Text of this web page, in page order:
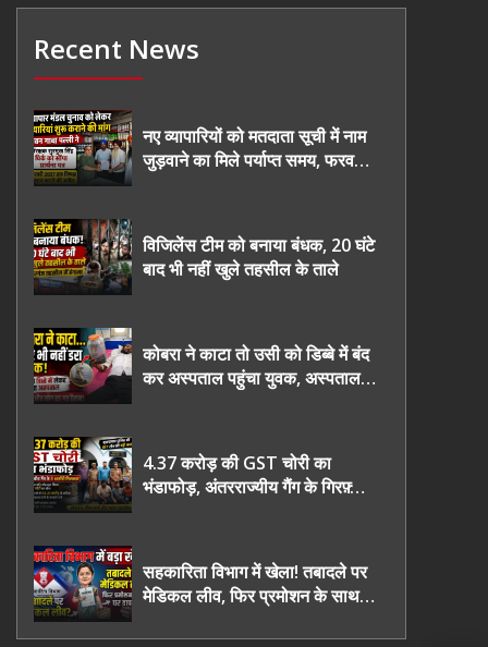
Recent News
नए व्यापारियों को मतदाता सूची में नाम
जुड़वाने का मिले पर्याप्त समय, फरवरी
विजिलेंस टीम को बनाया बंधक, 20 घंटे
बाद भी नहीं खुले तहसील के ताले
कोबरा ने काटा तो उसी को डिब्बे में बंद
कर अस्पताल पहुंचा युवक, अस्पताल में
4.37 करोड़ की GST चोरी का
भंडाफोड़, अंतरराज्यीय गैंग के गिरफ़्तार
सहकारिता विभाग में खेला! तबादले पर
मेडिकल लीव, फिर प्रमोशन के साथ